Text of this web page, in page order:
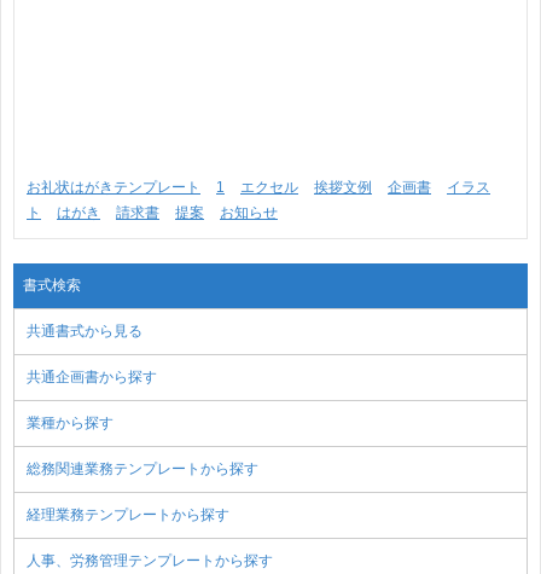
お礼状はがきテンプレート 1 エクセル 挨拶文例 企画書
イラス
ト
はがき 請求書 提案 お知らせ
書式検索
共通書式から見る
共通企画書から探す
業種から探す
総務関連業務テンプレートから探す
経理業務テンプレートから探す
人事、労務管理テンプレートから探す